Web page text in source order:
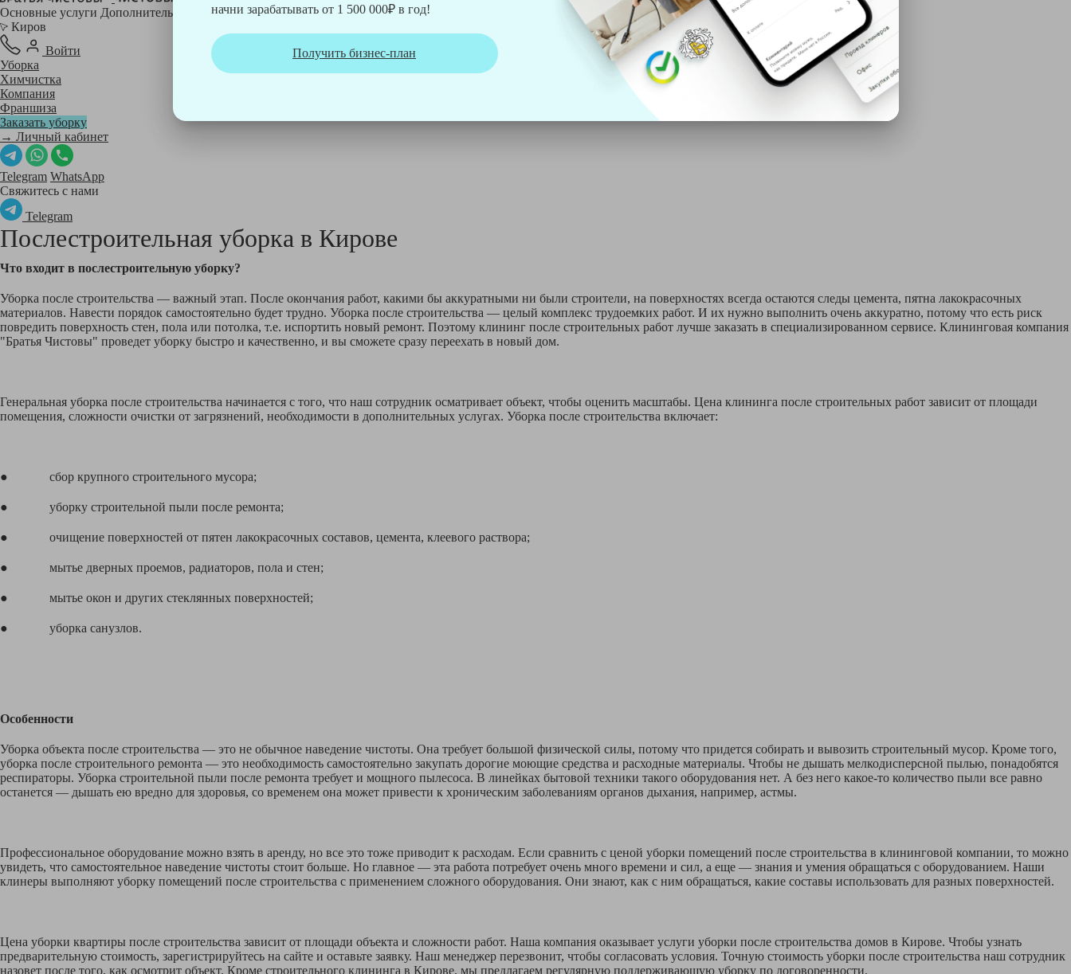
начни зарабатывать от 1 500 000₽ в год!
Получить бизнес-план
Основные услуги Дополнительные
Киров
Войти
Уборка
Химчистка
Компания
Франшиза
Заказать уборку
→ Личный кабинет
Telegram WhatsApp
Свяжитесь с нами
Telegram
Послестроительная уборка в Кирове
Что входит в послестроительную уборку?
Уборка после строительства — важный этап. После окончания работ, какими бы аккуратными ни были строители, на поверхностях всегда остаются следы цемента, пятна лакокрасочных
материалов. Навести порядок самостоятельно будет трудно. Уборка после строительства — целый комплекс трудоемких работ. И их нужно выполнить очень аккуратно, потому что есть риск
повредить поверхность стен, пола или потолка, т.е. испортить новый ремонт. Поэтому клининг после строительных работ лучше заказать в специализированном сервисе. Клининговая компания
"Братья Чистовы" проведет уборку быстро и качественно, и вы сможете сразу переехать в новый дом.
Генеральная уборка после строительства начинается с того, что наш сотрудник осматривает объект, чтобы оценить масштабы. Цена клининга после строительных работ зависит от площади
помещения, сложности очистки от загрязнений, необходимости в дополнительных услугах. Уборка после строительства включает:
● сбор крупного строительного мусора;
● уборку строительной пыли после ремонта;
● очищение поверхностей от пятен лакокрасочных составов, цемента, клеевого раствора;
● мытье дверных проемов, радиаторов, пола и стен;
● мытье окон и других стеклянных поверхностей;
● уборка санузлов.
Особенности
Уборка объекта после строительства — это не обычное наведение чистоты. Она требует большой физической силы, потому что придется собирать и вывозить строительный мусор. Кроме того,
уборка после строительного ремонта — это необходимость самостоятельно закупать дорогие моющие средства и расходные материалы. Чтобы не дышать мелкодисперсной пылью, понадобятся
респираторы. Уборка строительной пыли после ремонта требует и мощного пылесоса. В линейках бытовой техники такого оборудования нет. А без него какое-то количество пыли все равно
останется — дышать ею вредно для здоровья, со временем она может привести к хроническим заболеваниям органов дыхания, например, астмы.
Профессиональное оборудование можно взять в аренду, но все это тоже приводит к расходам. Если сравнить с ценой уборки помещений после строительства в клининговой компании, то можно
увидеть, что самостоятельное наведение чистоты стоит больше. Но главное — эта работа потребует очень много времени и сил, а еще — знания и умения обращаться с оборудованием. Наши
клинеры выполняют уборку помещений после строительства с применением сложного оборудования. Они знают, как с ним обращаться, какие составы использовать для разных поверхностей.
Цена уборки квартиры после строительства зависит от площади объекта и сложности работ. Наша компания оказывает услуги уборки после строительства домов в Кирове. Чтобы узнать
предварительную стоимость, зарегистрируйтесь на сайте и оставьте заявку. Наш менеджер перезвонит, чтобы согласовать условия. Точную стоимость уборки после строительства наш сотрудник
назовет после того, как осмотрит объект. Кроме строительного клининга в Кирове, мы предлагаем регулярную поддерживающую уборку по договоренности.